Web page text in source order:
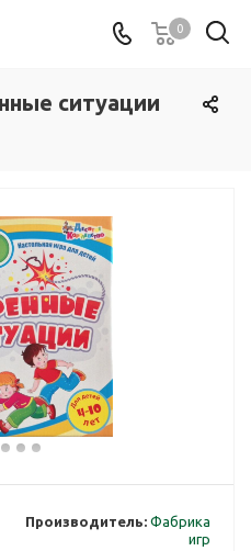
0
ситуации
Производитель: Фабрика
игр